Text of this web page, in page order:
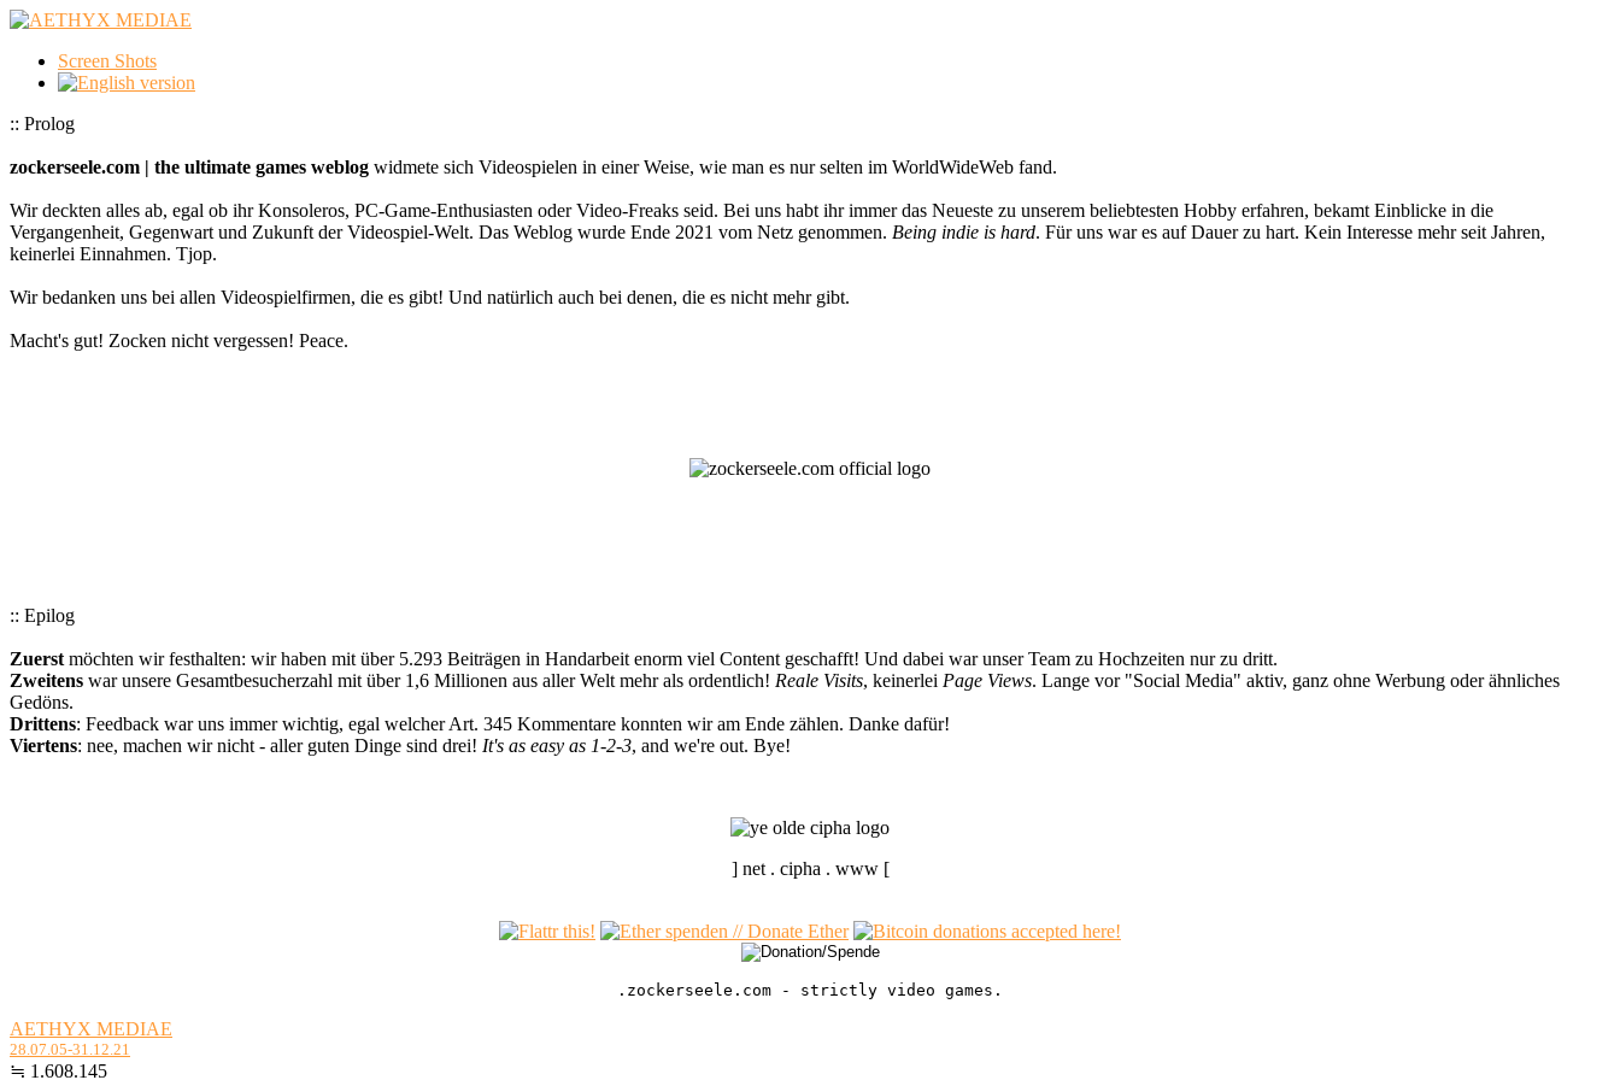
Screen Shots
:: Prolog
zockerseele.com | the ultimate games weblog widmete sich Videospielen in einer Weise, wie man es nur selten im WorldWideWeb fand.
Wir deckten alles ab, egal ob ihr Konsoleros, PC-Game-Enthusiasten oder Video-Freaks seid. Bei uns habt ihr immer das Neueste zu unserem beliebtesten Hobby erfahren, bekamt Einblicke in die
Vergangenheit, Gegenwart und Zukunft der Videospiel-Welt. Das Weblog wurde Ende 2021 vom Netz genommen. Being indie is hard. Für uns war es auf Dauer zu hart. Kein Interesse mehr seit Jahren,
keinerlei Einnahmen. Tjop.
Wir bedanken uns bei allen Videospielfirmen, die es gibt! Und natürlich auch bei denen, die es nicht mehr gibt.
Macht's gut! Zocken nicht vergessen! Peace.
:: Epilog
Zuerst möchten wir festhalten: wir haben mit über 5.293 Beiträgen in Handarbeit enorm viel Content geschafft! Und dabei war unser Team zu Hochzeiten nur zu dritt.
Zweitens war unsere Gesamtbesucherzahl mit über 1,6 Millionen aus aller Welt mehr als ordentlich! Reale Visits, keinerlei Page Views. Lange vor "Social Media" aktiv, ganz ohne Werbung oder ähnliches
Gedöns.
Drittens: Feedback war uns immer wichtig, egal welcher Art. 345 Kommentare konnten wir am Ende zählen. Danke dafür!
Viertens: nee, machen wir nicht - aller guten Dinge sind drei! It's as easy as 1-2-3, and we're out. Bye!
] net . cipha . www [
.zockerseele.com - strictly video games.
AETHYX MEDIAE
28.07.05-31.12.21
≒ 1.608.145